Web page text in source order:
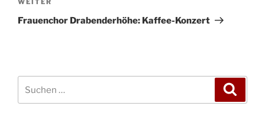
Nächster
Beitrag
Frauenchor Drabenderhöhe: Kaffee-Konzert
nach: